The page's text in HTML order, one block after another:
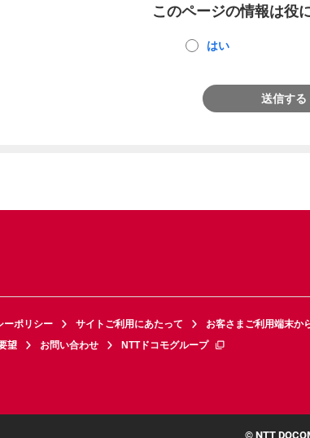
このページの情報は役
はい
送信する
ーポリシー サイトご利用にあたって お客さまご利用端末か
望 お問い合わせ NTTドコモグループ
© NTT